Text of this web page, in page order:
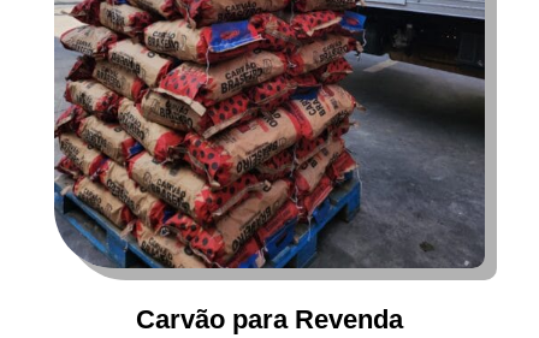
Carvão para Revenda